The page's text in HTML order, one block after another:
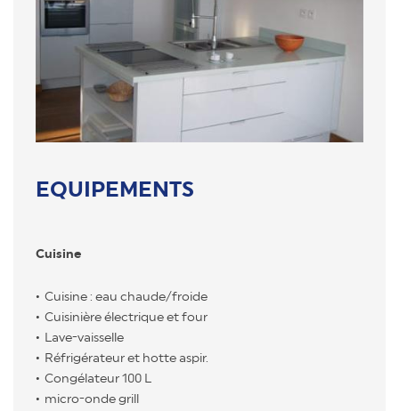
EQUIPEMENTS
Cuisine
Cuisine : eau chaude/froide
Cuisinière électrique et four
Lave-vaisselle
Réfrigérateur et hotte aspir.
Congélateur 100 L
micro-onde grill